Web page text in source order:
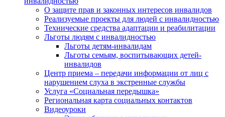
О защите прав и законных интересов инвалидов
Реализуемые проекты для людей с инвалидностью
Технические средства адаптации и реабилитации
Льготы людям с инвалидностью
Льготы детям-инвалидам
Льготы семьям, воспитывающих детей-
инвалидов
Центр приема – передачи информации от лиц с
нарушением слуха в экстренные службы
Услуга «Социальная передышка»
Региональная карта социальных контактов
Видеоуроки